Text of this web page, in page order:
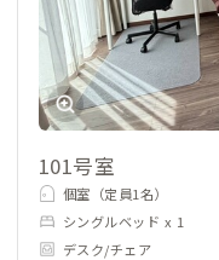
101号室
個室（定員1名）
シングルベッド x 1
デスク/チェア